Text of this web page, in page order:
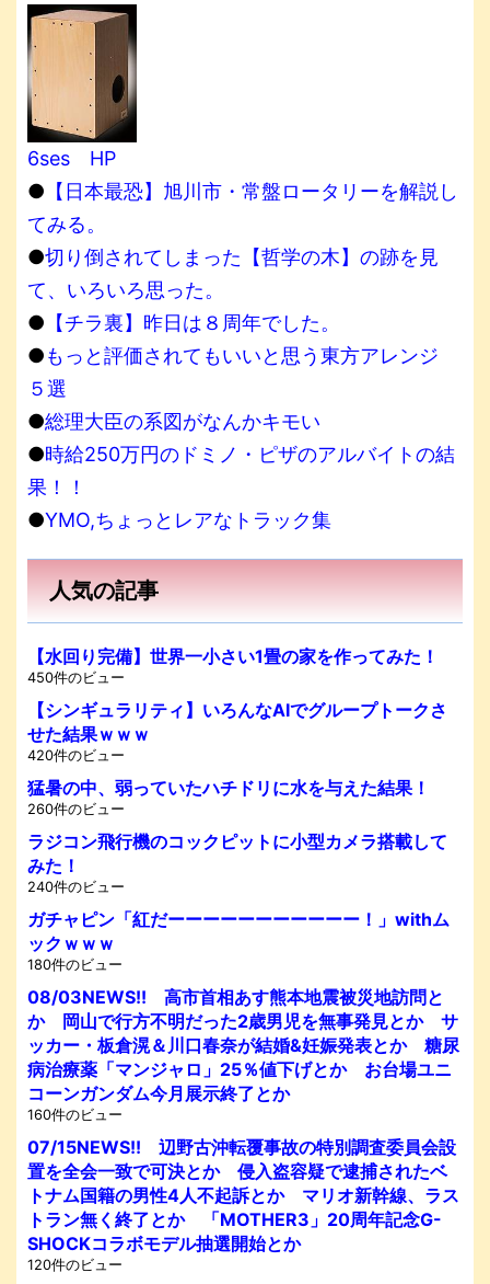
6ses HP
● 【日本最恐】旭川市・常盤ロータリーを解説し
てみる。
●切り倒されてしまった【哲学の木】の跡を見
て、いろいろ思った。
● 【チラ裏】昨日は８周年でした。
●もっと評価されてもいいと思う東方アレンジ
５選
●総理大臣の系図がなんかキモい
●時給250万円のドミノ・ピザのアルバイトの結
果！！
●YMO,ちょっとレアなトラック集
人気の記事
【水回り完備】世界一小さい1畳の家を作ってみた！
450件のビュー
【シンギュラリティ】いろんなAIでグループトークさ
せた結果ｗｗｗ
420件のビュー
猛暑の中、弱っていたハチドリに水を与えた結果！
260件のビュー
ラジコン飛行機のコックピットに小型カメラ搭載して
みた！
240件のビュー
ガチャピン「紅だーーーーーーーーーーー！」withム
ックｗｗｗ
180件のビュー
08/03NEWS!! 高市首相あす熊本地震被災地訪問と
か 岡山で行方不明だった2歳男児を無事発見とか サ
ッカー・板倉滉＆川口春奈が結婚&妊娠発表とか 糖尿
病治療薬「マンジャロ」25％値下げとか お台場ユニ
コーンガンダム今月展示終了とか
160件のビュー
07/15NEWS!! 辺野古沖転覆事故の特別調査委員会設
置を全会一致で可決とか 侵入盗容疑で逮捕されたベ
トナム国籍の男性4人不起訴とか マリオ新幹線、ラス
トラン無く終了とか 「MOTHER3」20周年記念G-
SHOCKコラボモデル抽選開始とか
120件のビュー